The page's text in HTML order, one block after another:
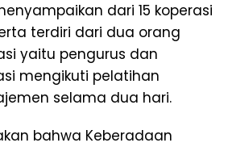
dari 15 koperasi
terdiri dari dua orang
yaitu pengurus dan
mengikuti pelatihan
selama dua hari.
bahwa Keberadaan